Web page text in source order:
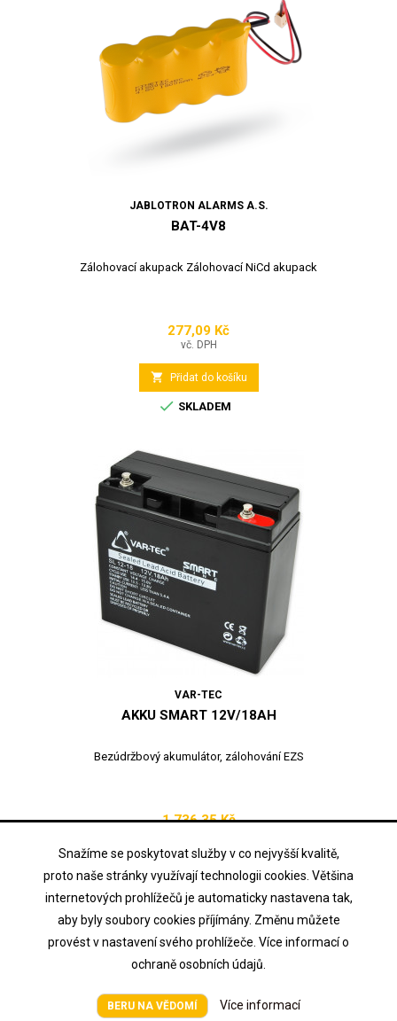
Snažíme se poskytovat služby v co nejvyšší kvalitě,
proto naše stránky využívají technologii cookies. Většina
internetových prohlížečů je automaticky nastavena tak,
aby byly soubory cookies příjímány. Změnu můžete
provést v nastavení svého prohlížeče. Více informací o
ochraně osobních údajů.
BERU NA VĚDOMÍ Více informací
JABLOTRON ALARMS A.S.
BAT-4V8
Zálohovací akupack Zálohovací NiCd akupack
Cena
277,09 Kč
vč. DPH
 Přidat do košíku
 SKLADEM
VAR-TEC
AKKU SMART 12V/18AH
Bezúdržbový akumulátor, zálohování EZS
Cena
1 736,35 Kč
SKLADEM